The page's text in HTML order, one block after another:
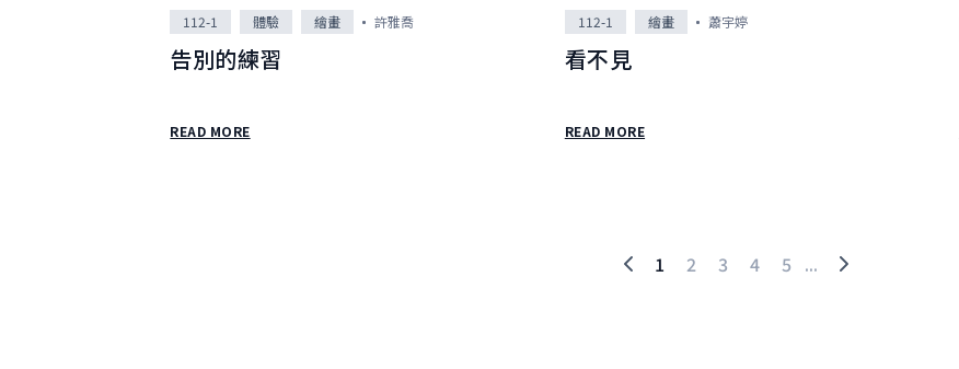
112-1 體驗 繪畫 許雅喬
告別的練習
READ MORE
112-1 繪畫 蕭宇婷
看不見
READ MORE
1 2 3 4 5 ...